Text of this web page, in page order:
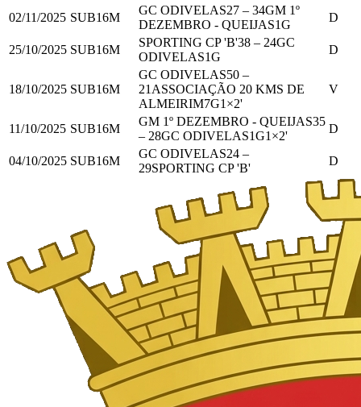
02/11/2025 SUB16M
GC ODIVELAS27 – 34GM 1º
DEZEMBRO - QUEIJAS1G
D
25/10/2025 SUB16M
SPORTING CP 'B'38 – 24GC
ODIVELAS1G
D
18/10/2025 SUB16M
GC ODIVELAS50 –
21 ASSOCIAÇÃO 20 KMS DE
ALMEIRIM7G1 ×2'
V
11/10/2025 SUB16M
GM 1º DEZEMBRO - QUEIJAS35
– 28GC ODIVELAS1G1 ×2'
D
04/10/2025 SUB16M
GC ODIVELAS24 –
29SPORTING CP 'B'
D